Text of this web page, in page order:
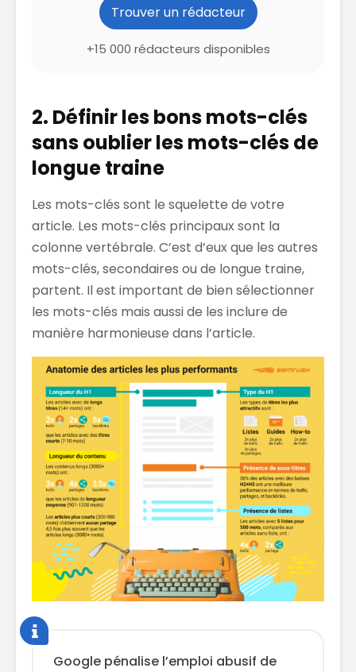
Trouver un rédacteur
+15 000 rédacteurs disponibles
2. Définir les bons mots-clés
sans oublier les mots-clés de
longue traine
Les mots-clés sont le squelette de votre
article. Les mots-clés principaux sont la
colonne vertébrale. C’est d’eux que les autres
mots-clés, secondaires ou de longue traine,
partent. Il est important de bien sélectionner
les mots-clés mais aussi de les inclure de
manière harmonieuse dans l’article.
Google pénalise l’emploi abusif de